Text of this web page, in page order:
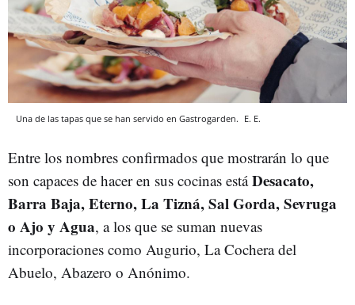
Una de las tapas que se han servido en Gastrogarden. E. E.
Entre los nombres confirmados que mostrarán lo que
son capaces de hacer en sus cocinas estáDesacato,
Barra Baja, Eterno, La Tizná, Sal Gorda, Sevruga
o Ajo y Agua, a los que se suman nuevas
incorporaciones como Augurio, La Cochera del
Abuelo, Abazero o Anónimo.